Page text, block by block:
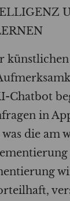
Chatbot
in
die am